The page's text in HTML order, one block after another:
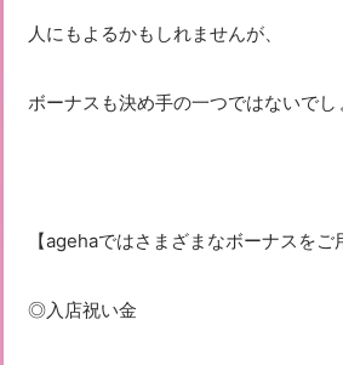
人にもよるかもしれませんが、
ボーナスも決め手の一つではないで
【agehaではさまざまなボーナスをご
◎入店祝い金